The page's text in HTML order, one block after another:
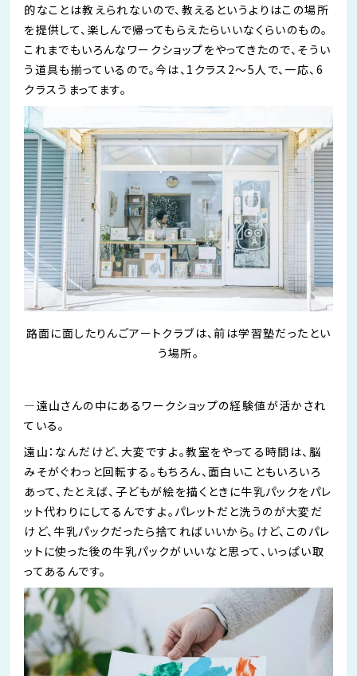
的なことは教えられないので、教えるというよりはこの場所
を提供して、楽しんで帰ってもらえたらいいなくらいのもの。
これまでもいろんなワークショップをやってきたので、そうい
う道具も揃っているので。今は、 1 クラス 2～5 人で、一応、 6
クラス うまってます。
路面に面したりんごアートクラブは、前は学習塾だったとい
う場所。
―遠山さんの中にあるワークショップの経験値が活かされ
ている。
遠山：なんだけど、大変ですよ。教室をやってる時間は、脳
みそがぐわっと回転する。もちろん、面白いこともいろいろ
あって、たとえば、子どもが絵を描くときに牛乳パックをパレ
ット代わりに してるんですよ。パレットだと洗うのが大変だ
けど、牛乳パックだったら捨てればいいから。けど、このパレ
ットに使った後の牛乳パックがいいなと思って、いっぱい取
ってある んです。